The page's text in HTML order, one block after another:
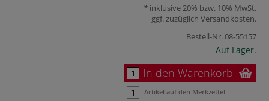
inklusive 20% bzw. 10% MwSt,
ggf. zuzüglich Versandkosten.
Bestell-Nr.08-55157
Auf Lager.
In den Warenkorb
Artikel auf den Merkzettel